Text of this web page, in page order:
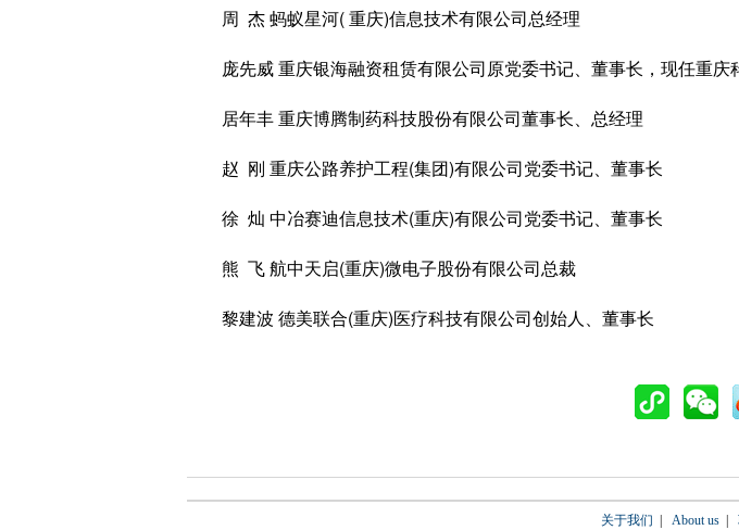
周 杰 蚂蚁星河( 重庆)信息技术有限公司总经理
庞先威 重庆银海融资租赁有限公司原党委书记、董事长，现任重庆
居年丰 重庆博腾制药科技股份有限公司董事长、总经理
赵 刚 重庆公路养护工程(集团)有限公司党委书记、董事长
徐 灿 中冶赛迪信息技术(重庆)有限公司党委书记、董事长
熊 飞 航中天启(重庆)微电子股份有限公司总裁
黎建波 德美联合(重庆)医疗科技有限公司创始人、董事长
关于我们 About us|